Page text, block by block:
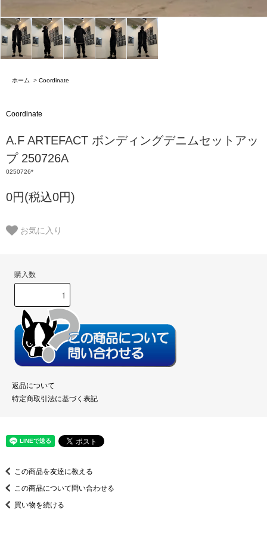
ホーム > Coordinate
Coordinate
A.F ARTEFACT ボンディングデニムセットアッ
プ 250726A
0250726*
0円(税込0円)
お気に入り
購入数
返品について
特定商取引法に基づく表記
この商品を友達に教える
この商品について問い合わせる
買い物を続ける